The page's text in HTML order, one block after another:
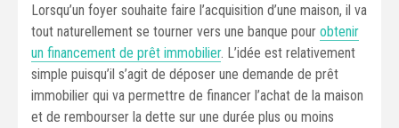
Lorsqu’un foyer souhaite faire l’acquisition d’une maison, il va
tout naturellement se tourner vers une banque pour obtenir
un financement de prêt immobilier. L’idée est relativement
simple puisqu’il s’agit de déposer une demande de prêt
immobilier qui va permettre de financer l’achat de la maison
et de rembourser la dette sur une durée plus ou moins